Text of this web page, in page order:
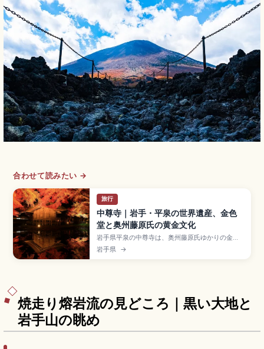
合わせて読みたい →
旅行
中尊寺｜岩手・平泉の世界遺産、金色
堂と奥州藤原氏の黄金文化
岩手県平泉の中尊寺は、奥州藤原氏ゆかりの金色
堂をはじめ、多くの堂塔が点在する世界遺産の寺
院です。金色堂内部の見どころや歴史背景、月見
岩手県 →
焼走り熔岩流の見どころ｜黒い大地と
岩手山の眺め